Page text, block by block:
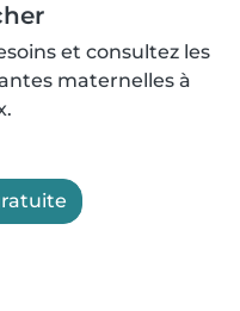
et consultez les
maternelles à